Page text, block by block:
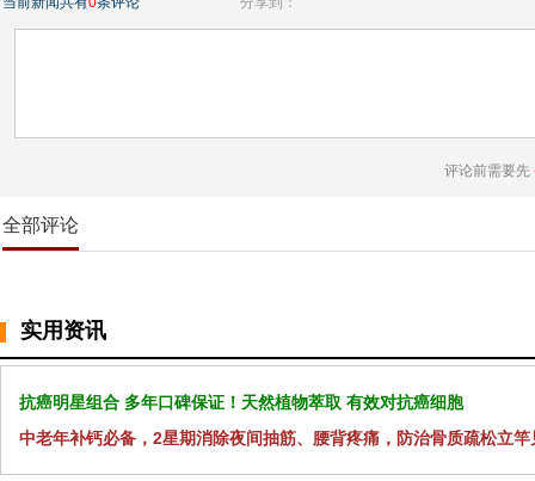
评论前需要先
全部评论
实用资讯
抗癌明星组合 多年口碑保证！天然植物萃取 有效对抗癌细胞
中老年补钙必备，2星期消除夜间抽筋、腰背疼痛，防治骨质疏松立竿